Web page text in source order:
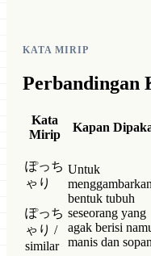
KATA MIRIP
Perbandingan
Kata
Mirip
Kapan
ぽっち
ゃり
ぽっち
ゃり /
similar
Untuk
menggambarkan
bentuk tubuh
seseorang yang
agak berisi
manis dan